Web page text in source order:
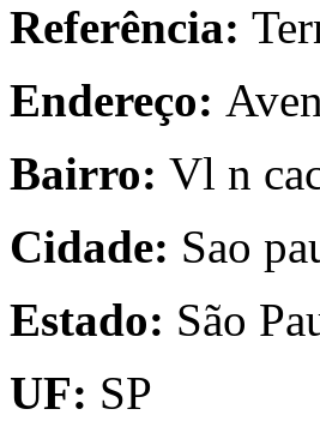
Referência:
Endereço:
Bairro: Vl n
Cidade: Sao
Estado: São
UF: SP